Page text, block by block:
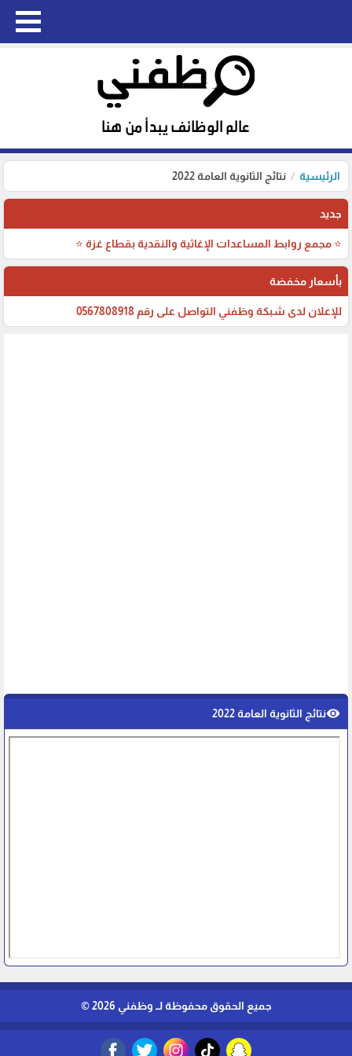
الرئيسية نتائج الثانوية العامة 2022
جديد
⭐ مجمع روابط المساعدات الإغاثية والنقدية بقطاع غزة ⭐
بأسعار مخفضة
للإعلان لدى شبكة وظفني التواصل على رقم 0567808918
visibilityنتائج الثانوية العامة 2022
جميع الحقوق محفوظة لــ وظفني 2026 ©